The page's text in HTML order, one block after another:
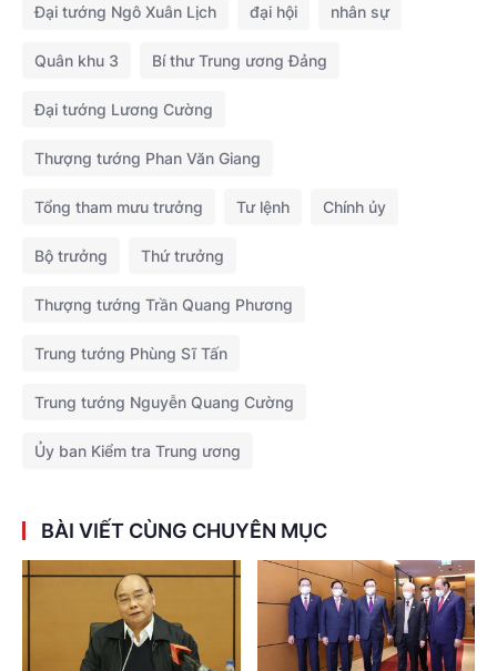
Đại tướng Ngô Xuân Lịch đại hội nhân sự
Quân khu 3 Bí thư Trung ương Đảng
Đại tướng Lương Cường
Thượng tướng Phan Văn Giang
Tổng tham mưu trưởng Tư lệnh Chính ủy
Bộ trưởng Thứ trưởng
Thượng tướng Trần Quang Phương
Trung tướng Phùng Sĩ Tấn
Trung tướng Nguyễn Quang Cường
Ủy ban Kiểm tra Trung ương
BÀI VIẾT CÙNG CHUYÊN MỤC